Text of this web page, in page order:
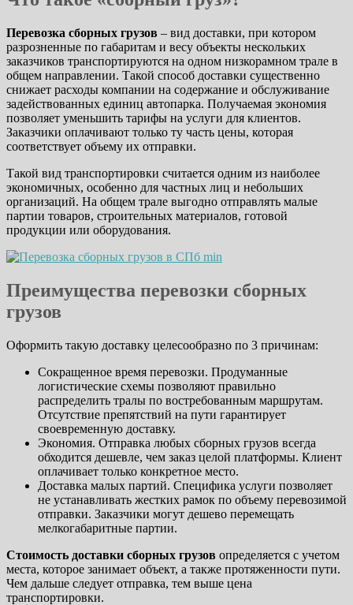
Перевозка сборных грузов – вид доставки, при котором
разрозненные по габаритам и весу объекты нескольких
заказчиков транспортируются на одном низкорамном трале в
общем направлении. Такой способ доставки существенно
снижает расходы компании на содержание и обслуживание
задействованных единиц автопарка. Получаемая экономия
позволяет уменьшить тарифы на услуги для клиентов.
Заказчики оплачивают только ту часть цены, которая
соответствует объему их отправки.
Такой вид транспортировки считается одним из наиболее
экономичных, особенно для частных лиц и небольших
организаций. На общем трале выгодно отправлять малые
партии товаров, строительных материалов, готовой
продукции или оборудования.
Преимущества перевозки сборных
грузов
Оформить такую доставку целесообразно по 3 причинам:
Сокращенное время перевозки. Продуманные
логистические схемы позволяют правильно
распределить тралы по востребованным маршрутам.
Отсутствие препятствий на пути гарантирует
своевременную доставку.
Экономия. Отправка любых сборных грузов всегда
обходится дешевле, чем заказ целой платформы. Клиент
оплачивает только конкретное место.
Доставка малых партий. Специфика услуги позволяет
не устанавливать жестких рамок по объему перевозимой
отправки. Заказчики могут дешево перемещать
мелкогабаритные партии.
Стоимость доставки сборных грузов определяется с учетом
места, которое занимает объект, а также протяженности пути.
Чем дальше следует отправка, тем выше цена
транспортировки.